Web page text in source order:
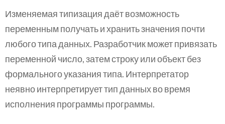
Изменяемая типизация даёт возможность
переменным получать и хранить значения почти
любого типа данных. Разработчик может привязать
переменной число, затем строку или объект без
формального указания типа. Интерпретатор
неявно интерпретирует тип данных во время
исполнения программы программы.